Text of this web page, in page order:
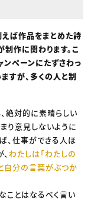
ば作品をまとめた詩
作に関わります。こ
ンペーンにたずさわっ
すが、多くの人と制
絶対的に素晴らしい
り意見しないように
、仕事ができる人ほ
わたしは「わたしの
自分の言葉がぶつか
ことはなるべく言い